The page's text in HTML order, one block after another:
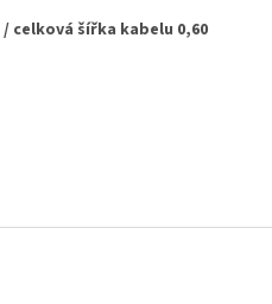
celková šířka kabelu 0,60